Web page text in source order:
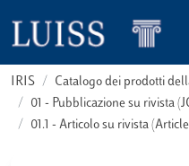
IRIS
Catalogo dei prodotti
01 - Pubblicazione su rivista
01.1 - Articolo su rivista